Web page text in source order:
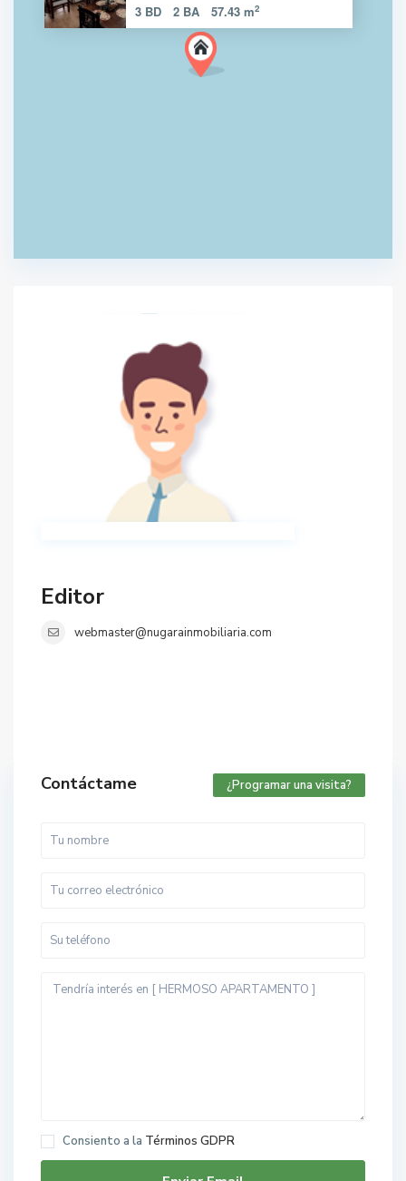
3 BD 2 BA 57.43 m2
Editor
webmaster@nugarainmobiliaria.com
Contáctame ¿Programar una visita?
Consiento a la Términos GDPR